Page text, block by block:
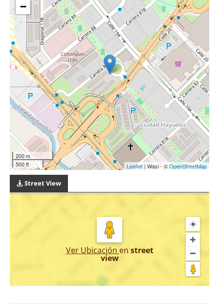
−
200 m
500 ft
Leaflet | Wasi - ©OpenStreetMap
Street View
Ver Ubicación en street
view